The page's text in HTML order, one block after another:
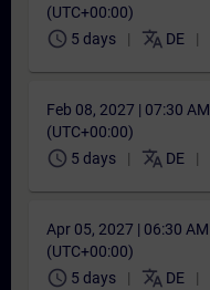
(UTC+00:00)
schedule 5 days translate DE
Feb 08, 2027 | 07:30 AM
(UTC+00:00)
schedule 5 days translate DE
Apr 05, 2027 | 06:30 AM
(UTC+00:00)
schedule 5 days translate DE